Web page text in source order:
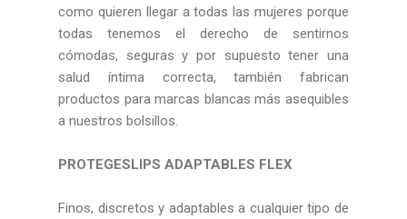
como quieren llegar a todas las mujeres porque
todas tenemos el derecho de sentirnos
cómodas, seguras y por supuesto tener una
salud íntima correcta, también fabrican
productos para marcas blancas más asequibles
a nuestros bolsillos.
PROTEGESLIPS ADAPTABLES FLEX
Finos, discretos y adaptables a cualquier tipo de